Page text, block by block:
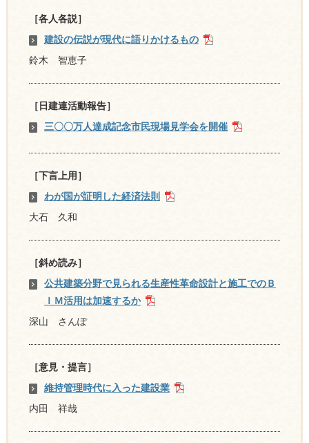
［各人各説］
建設の伝説が現代に語りかけるもの
鈴木 智恵子
［日建連活動報告］
三〇〇万人達成記念市民現場見学会を開催
［下言上用］
わが国が証明した経済法則
大石 久和
［斜め読み］
公共建築分野で見られる生産性革命設計と施工でのＢ
ＩＭ活用は加速するか
深山 さんぽ
［意見・提言］
維持管理時代に入った建設業
内田 祥哉